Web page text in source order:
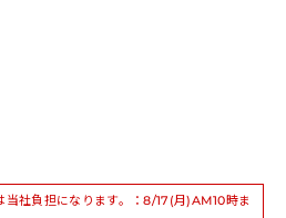
当社負担になります。：8/17(月)AM10時ま